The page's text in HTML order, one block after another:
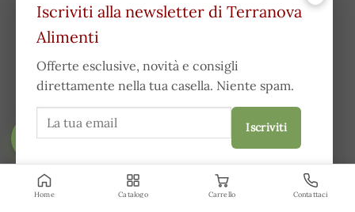
Iscriviti alla newsletter di Terranova
Alimenti
Offerte esclusive, novità e consigli
direttamente nella tua casella. Niente spam.
Iscriviti
Acconsento a ricevere comunicazioni e ho letto la
privacy
Home Catalogo Carrello Contattaci